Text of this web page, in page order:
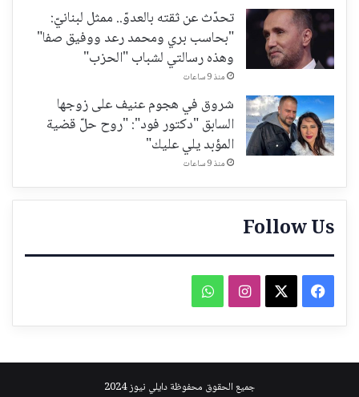
تحدّث عن ثقته بالعدوّ.. ممثل لبنانيّ:
"بحاسب بري ومحمد رعد ووفيق صفا"
وهذه رسالتي لشباب "الحزب"
منذ 9 ساعات
شروق في هجوم عنيف على زوجها
السابق "دكتور فود": "روح حلّ قضية
المؤبد يلي عليك"
منذ 9 ساعات
Follow Us
فيسبوك انستقرامواتساب
جميع الحقوق محفوظة دايلي نيوز 2024